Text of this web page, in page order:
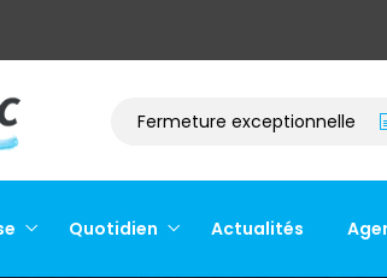
» Fermeture exceptionnelle
Quotidien Actualités